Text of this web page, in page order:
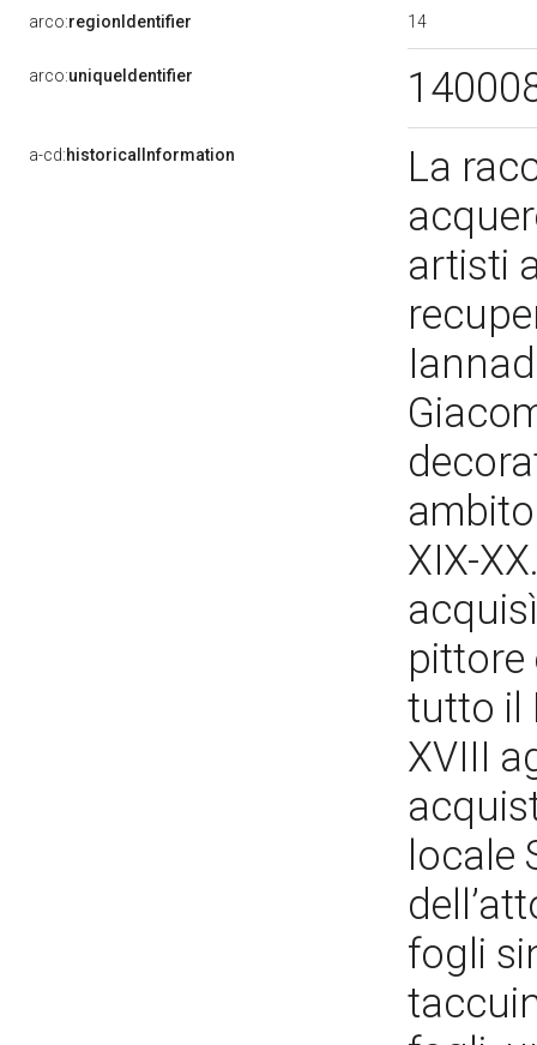
arco:regionIdentifier 14
arco:uniqueIdentifier
a-cd:historicalInformation
La
artisti
XIX-
pittore
tutto il
XVIII
locale
fogli